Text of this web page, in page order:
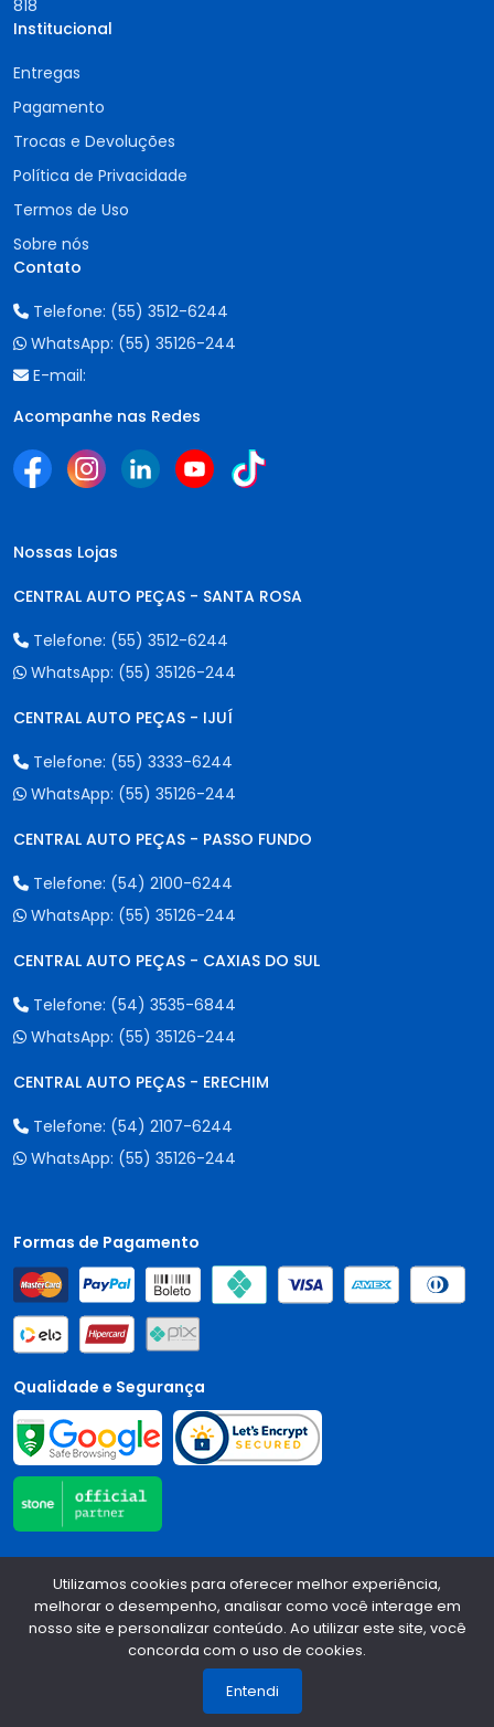
818
Institucional
Entregas
Pagamento
Trocas e Devoluções
Política de Privacidade
Termos de Uso
Sobre nós
Contato
Telefone: (55) 3512-6244
WhatsApp: (55) 35126-244
E-mail:
Acompanhe nas Redes
Nossas Lojas
CENTRAL AUTO PEÇAS - SANTA ROSA
Telefone: (55) 3512-6244
WhatsApp: (55) 35126-244
CENTRAL AUTO PEÇAS - IJUÍ
Telefone: (55) 3333-6244
WhatsApp: (55) 35126-244
CENTRAL AUTO PEÇAS - PASSO FUNDO
Telefone: (54) 2100-6244
WhatsApp: (55) 35126-244
CENTRAL AUTO PEÇAS - CAXIAS DO SUL
Telefone: (54) 3535-6844
WhatsApp: (55) 35126-244
CENTRAL AUTO PEÇAS - ERECHIM
Telefone: (54) 2107-6244
WhatsApp: (55) 35126-244
Formas de Pagamento
Qualidade e Segurança
Central Auto Peças - CNPJ: 90.196.999/0001-89
Todos os
direitos reservados.2026
Desenvolvido Por:
Utilizamos cookies para oferecer melhor experiência,
melhorar o desempenho, analisar como você interage em
nosso site e personalizar conteúdo. Ao utilizar este site, você
concorda com o uso de cookies.
Entendi